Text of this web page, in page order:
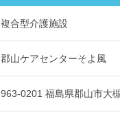
複合型介護施設
郡山ケアセンターそよ風
963-0201 福島県郡山市大